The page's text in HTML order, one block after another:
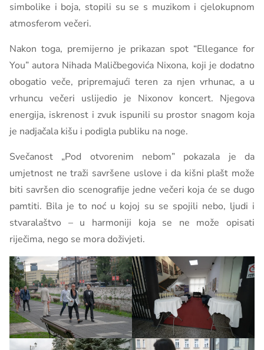
simbolike i boja, stopili su se s muzikom i cjelokupnom
atmosferom večeri.
Nakon toga, premijerno je prikazan spot “Ellegance for
You” autora Nihada Maličbegovića Nixona, koji je dodatno
obogatio veče, pripremajući teren za njen vrhunac, a u
vrhuncu večeri uslijedio je Nixonov koncert. Njegova
energija, iskrenost i zvuk ispunili su prostor snagom koja
je nadjačala kišu i podigla publiku na noge.
Svečanost „Pod otvorenim nebom” pokazala je da
umjetnost ne traži savršene uslove i da kišni plašt može
biti savršen dio scenografije jedne večeri koja će se dugo
pamtiti. Bila je to noć u kojoj su se spojili nebo, ljudi i
stvaralaštvo – u harmoniji koja se ne može opisati
riječima, nego se mora doživjeti.